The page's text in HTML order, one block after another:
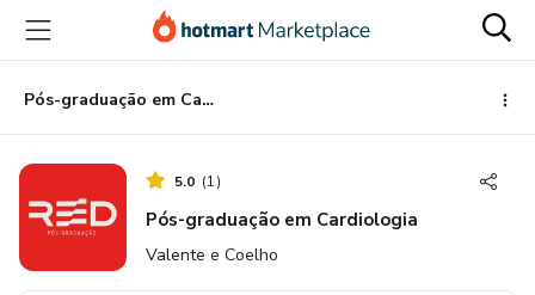
para
conteúdo
principal
para
pagamento
para
rodapé
Pós-graduação em Cardiologia
5.0 (1)
Pós-graduação em Cardiologia
Valente e Coelho